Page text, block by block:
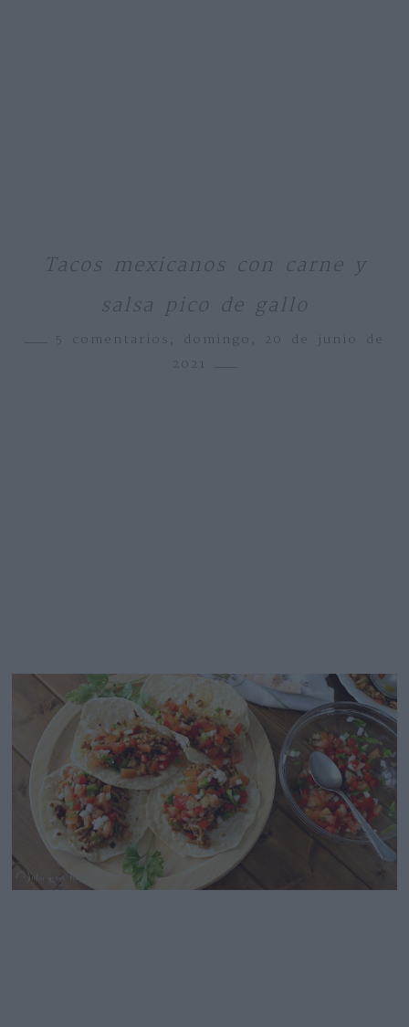
Tacos mexicanos con carne y
salsa pico de gallo
5 comentarios, domingo, 20 de junio de
2021